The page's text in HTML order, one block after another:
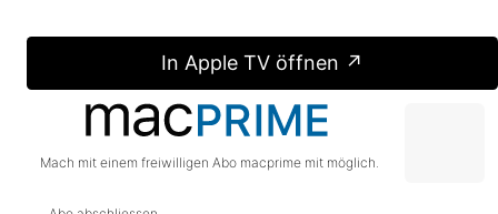
In Apple TV öffnen ↗
Mach mit einem freiwilligen Abo macprime mit möglich.